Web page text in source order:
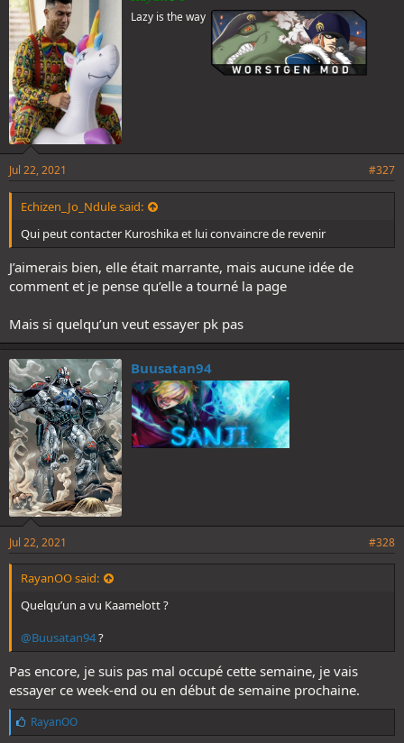
Lazy is the way
Jul 22, 2021 #327
Echizen_Jo_Ndule said:
Qui peut contacter Kuroshika et lui convaincre de revenir
J’aimerais bien, elle était marrante, mais aucune idée de
comment et je pense qu’elle a tourné la page
Mais si quelqu’un veut essayer pk pas
Buusatan94
Jul 22, 2021 #328
RayanOO said:
Quelqu’un a vu Kaamelott ?
@Buusatan94?
Pas encore, je suis pas mal occupé cette semaine, je vais
essayer ce week-end ou en début de semaine prochaine.
L
i
RayanOO